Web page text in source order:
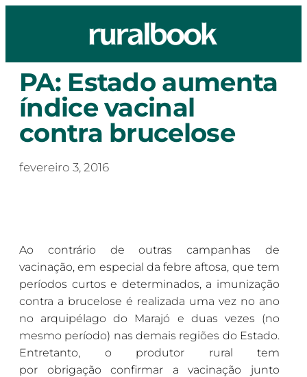
PA: Estado aumenta
índice vacinal
contra brucelose
fevereiro 3, 2016
Ao contrário de outras campanhas de
vacinação, em especial da febre aftosa, que tem
períodos curtos e determinados, a imunização
contra a brucelose é realizada uma vez no ano
no arquipélago do Marajó e duas vezes (no
mesmo período) nas demais regiões do Estado.
Entretanto, o produtor rural tem
por obrigação confirmar a vacinação junto